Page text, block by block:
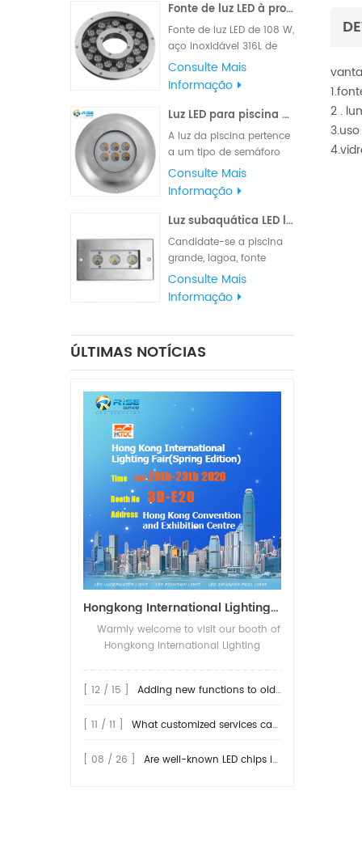
Fonte de luz LED à prova d'água 96x3W 120W
Fonte de luz LED de 108 W,
aço inoxidável 316L de
alta qualidade para
material, marca famosa
de alto LM, chips Edison
ou Epistar, fornecidos
VDE ou cabo de borracha
UL.
Consulte Mais
Informação
Luz LED para piscina externa 24W 316L aço inoxidável IP68
A luz da piscina pertence
a um tipo de semáforo
que atende a vários
requisitos de iluminação
e sinalização. A
classificação à prova
para iluminação
marítima, luzes de
navegação e luzes de
sinalização
Consulte Mais
Informação
Luz subaquática LED linear de aço inoxidável 316L
Candidate-se a piscina
grande, lagoa, fonte
quadrada do parque ou
fonte do hotel.
Consulte Mais
Informação
ÚLTIMAS NOTÍCIAS
Hongkong International Lighting Show on April 20-23th,2026
Warmly welcome to visit our booth of
Hongkong International Lighting
Convention and Exhibition Centre. We
products, along with their connection
you at our booth! Booth No.: 3D-E20
[ 12 / 15 ] Adding new functions to old lamp
[ 11 / 11 ] What customized services can be provided by RISE ?
[ 08 / 26 ] Are well-known LED chips important for producing LED lamps?
2 .